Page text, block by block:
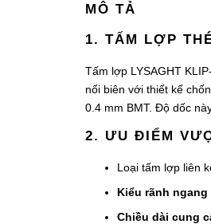
MÔ TẢ
1. TẤM LỢP
Tấm lợp LYSAGHT
nối biên với thiết kế
0.4 mm BMT. Độ dốc
2. ƯU ĐIỂM
Loại tấm lợp liên
Kiểu rãnh
Chiều dài cung